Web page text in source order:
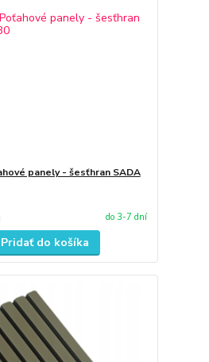
panely - šesťhran SADA
do 3-7 dní
Pridať do košíka